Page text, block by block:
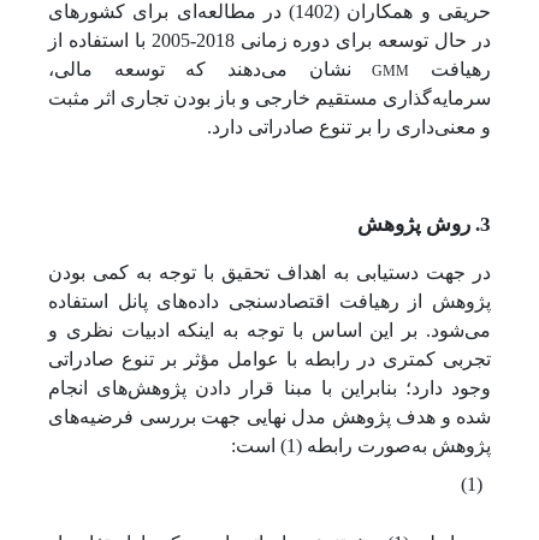
حریقی و همکاران (1402) در مطالعه‌ای برای کشورهای
در حال توسعه برای دوره زمانی 2018-2005 با استفاده از
رهیافت GMMنشان می‌دهند که توسعه مالی،
سرمایه‌گذاری مستقیم خارجی و باز بودن تجاری اثر مثبت
و معنی‌داری را بر تنوع صادراتی دارد.
3. روش پژوهش
در جهت دستیابی به اهداف تحقیق با توجه به کمی بودن
پژوهش از رهیافت اقتصادسنجی داده‌های پانل استفاده
می‌شود. بر این اساس با توجه به اینکه ادبیات نظری و
تجربی کمتری در رابطه با عوامل مؤثر بر تنوع صادراتی
وجود دارد؛ بنابراین با مبنا قرار دادن پژوهش‌های انجام
شده و هدف پژوهش مدل نهایی جهت بررسی فرضیه‌های
پژوهش به‌صورت رابطه (1) است:
(1)